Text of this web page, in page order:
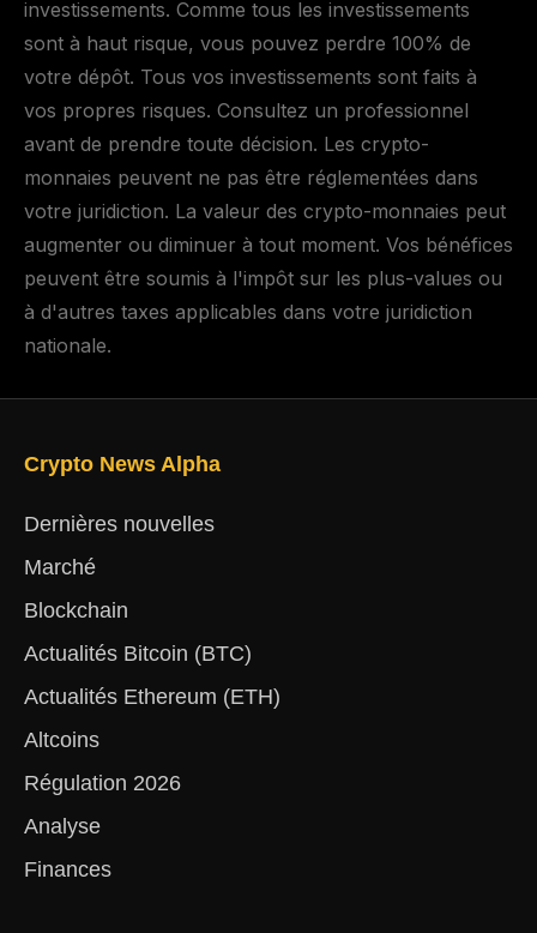
investissements. Comme tous les investissements
sont à haut risque, vous pouvez perdre 100% de
votre dépôt. Tous vos investissements sont faits à
vos propres risques. Consultez un professionnel
avant de prendre toute décision. Les crypto-
monnaies peuvent ne pas être réglementées dans
votre juridiction. La valeur des crypto-monnaies peut
augmenter ou diminuer à tout moment. Vos bénéfices
peuvent être soumis à l'impôt sur les plus-values ou
à d'autres taxes applicables dans votre juridiction
nationale.
Crypto News Alpha
Dernières nouvelles
Marché
Blockchain
Actualités Bitcoin (BTC)
Actualités Ethereum (ETH)
Altcoins
Régulation 2026
Analyse
Finances